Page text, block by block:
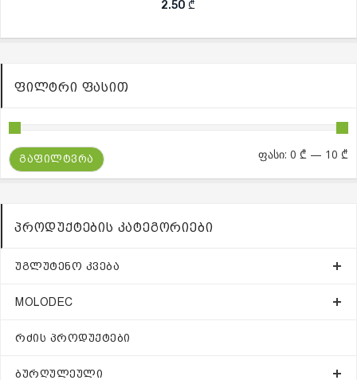
2.50 ₾
ᲤᲘᲚᲢᲠᲘ ᲤᲐᲡᲘᲗ
ᲒᲐᲤᲘᲚᲢᲕᲠᲐ ფასი: 0 ₾ — 10 ₾
ᲞᲠᲝᲓᲣᲥᲢᲔᲑᲘᲡ ᲙᲐᲢᲔᲒᲝᲠᲘᲔᲑᲘ
ᲣᲒᲚᲣᲢᲔᲜᲝ ᲙᲕᲔᲑᲐ
MOLODEC
ᲠᲫᲘᲡ ᲞᲠᲝᲓᲣᲥᲢᲔᲑᲘ
ᲑᲣᲠᲦᲣᲚᲔᲣᲚᲘ